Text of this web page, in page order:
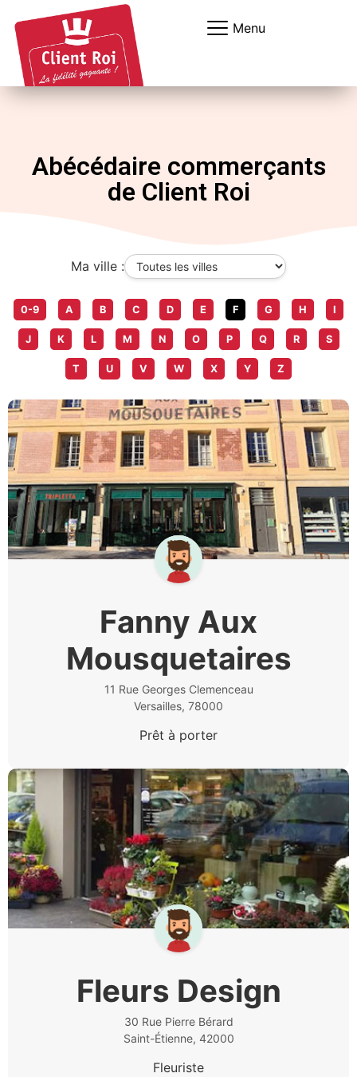
Menu
Abécédaire commerçants
de Client Roi
Ma ville :
0-9 A B C D E F G H I
J K L M N O P Q R S
T U V W X Y Z
Fanny Aux
Mousquetaires
11 Rue Georges Clemenceau
Versailles, 78000
Prêt à porter
Fleurs Design
30 Rue Pierre Bérard
Saint-Étienne, 42000
Fleuriste
Panneau de gestion des cookies